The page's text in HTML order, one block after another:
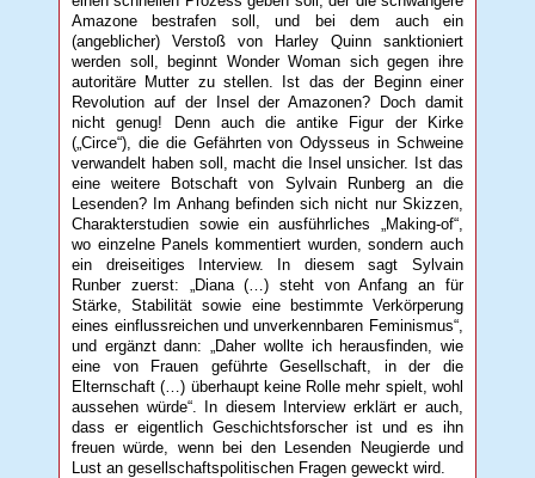
Amazone bestrafen soll, und bei dem auch ein
(angeblicher) Verstoß von Harley Quinn sanktioniert
werden soll, beginnt Wonder Woman sich gegen ihre
autoritäre Mutter zu stellen. Ist das der Beginn einer
Revolution auf der Insel der Amazonen? Doch damit
nicht genug! Denn auch die antike Figur der Kirke
(„Circe“), die die Gefährten von Odysseus in Schweine
verwandelt haben soll, macht die Insel unsicher. Ist das
eine weitere Botschaft von Sylvain Runberg an die
Lesenden? Im Anhang befinden sich nicht nur Skizzen,
Charakterstudien sowie ein ausführliches „Making-of“,
wo einzelne Panels kommentiert wurden, sondern auch
ein dreiseitiges Interview. In diesem sagt Sylvain
Runber zuerst: „Diana (…) steht von Anfang an für
Stärke, Stabilität sowie eine bestimmte Verkörperung
eines einflussreichen und unverkennbaren Feminismus“,
und ergänzt dann: „Daher wollte ich herausfinden, wie
eine von Frauen geführte Gesellschaft, in der die
Elternschaft (…) überhaupt keine Rolle mehr spielt, wohl
aussehen würde“. In diesem Interview erklärt er auch,
dass er eigentlich Geschichtsforscher ist und es ihn
freuen würde, wenn bei den Lesenden Neugierde und
Lust an gesellschaftspolitischen Fragen geweckt wird.